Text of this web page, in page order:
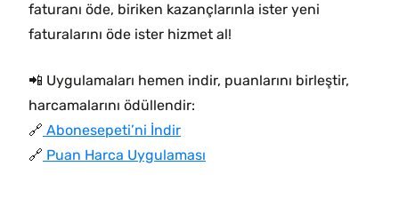
faturanı öde, biriken kazançlarınla ister yeni
faturalarını öde ister hizmet al!
📲 Uygulamaları hemen indir, puanlarını birleştir,
harcamalarını ödüllendir:
🔗 Abonesepeti’ni İndir
🔗 Puan Harca Uygulaması